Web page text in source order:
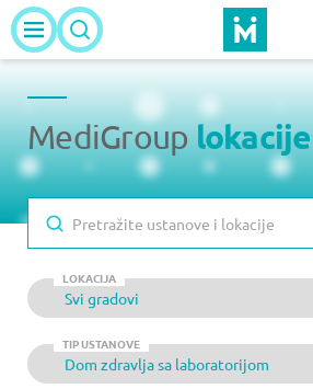
MediGrouplokacije
LOKACIJA
TIP USTANOVE